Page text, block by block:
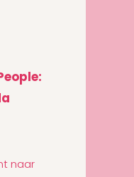
naar